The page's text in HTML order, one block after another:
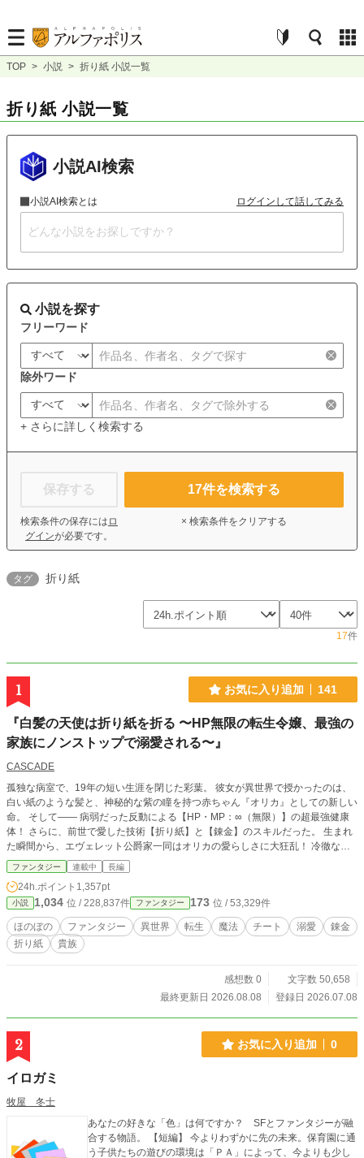
TOP > 小説 > 折り紙 小説一覧
折り紙 小説一覧
小説AI検索
小説AI検索とは ログインして話してみる
小説を探す
フリーワード
除外ワード
+ さらに詳しく検索する
保存する
検索条件の保存には ロ
グインが必要です。
17件を検索する
× 検索条件をクリアする
タグ 折り紙
17件
1 お気に入り追加 141
『白髪の天使は折り紙を折る 〜HP無限の転生令嬢、最強の
家族にノンストップで溺愛される〜』
CASCADE
孤独な病室で、19年の短い生涯を閉じた彩葉。 彼女が異世界で授かったのは、
白い紙のような髪と、神秘的な紫の瞳を持つ赤ちゃん『オリカ』としての新しい
命。 そして―― 病弱だった反動による【HP・MP：∞（無限）】の超最強健康
体！ さらに、前世で愛した技術【折り紙】と【錬金】のスキルだった。 生まれ
た瞬間から、エヴェレット公爵家一同はオリカの愛らしさに大狂乱！ 冷徹な宰
相の父親も、気品あふれる母親も、文武両道の天才お兄様も、全員が理性を吹き
飛ばしてオリカを全力溺愛中。 「我が家に天使が舞い降りた……！」（全員一
致） 規格外の能力を持つ赤ちゃん令嬢が、可愛い折り紙を折りながら、最強の
家族にノンストップで甘やかされる極上ハッピーライフ、ここからスタート！
ファンタジー 連載中 長編
24h.ポイント 1,357pt
小説 1,034 位 / 228,837件 ファンタジー 173 位 / 53,329件
ほのぼの ファンタジー 異世界 転生 魔法 チート 溺愛
錬金
折り紙
貴族
感想数 0
文字数 50,658
最終更新日 2026.08.08
登録日 2026.07.08
2 お気に入り追加 0
イロガミ
牧屋 冬士
あなたの好きな「色」は何ですか？ SFとファンタジーが融
合する物語。 【短編】 今よりわずかに先の未来。保育園に通
う子供たちの遊びの環境は「ＰＡ」によって、今よりも少し